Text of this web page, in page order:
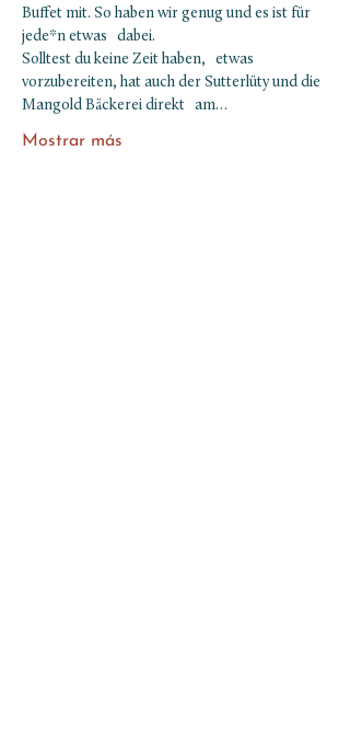
Buffet mit. So haben wir genug und es ist für
jede*n etwas   dabei.
Solltest du keine Zeit haben,   etwas
vorzubereiten, hat auch der Sutterlüty und die
Mangold Bäckerei direkt   am…
Mostrar más